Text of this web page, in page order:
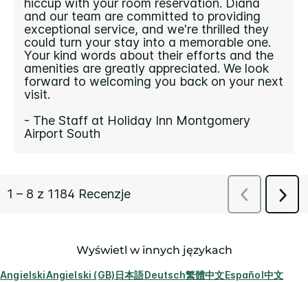
Wyświetl w innych językach
AngielskiAngielski (GB)日本語Deutsch繁體中文Español中文